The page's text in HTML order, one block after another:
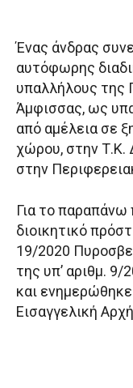
Ένας άνδρας
αυτόφωρης
υπαλλήλους της
Άμφισσας, ως
από αμέλεια σε
χώρου, στην Τ.Κ.
στην
Για το παραπάνω
διοικητικό
19/2020
της υπ’ αριθμ.
και
Εισαγγελική